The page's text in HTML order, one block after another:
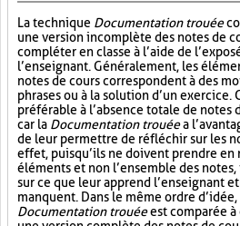
La technique Documentation trouée
une version incomplète des notes de
compléter en classe à l’aide de
l’enseignant. Généralement, les
notes de cours correspondent à des
phrases ou à la solution d’un
préférable à l’absence totale de notes
car la Documentation trouéea
de leur permettre de réfléchir sur les
effet, puisqu’ils ne doivent prendre en
éléments et non l’ensemble des
sur ce que leur apprend l’enseignant
manquent. Dans le même ordre
Documentation trouéeest comparée